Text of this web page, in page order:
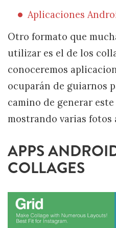
Aplicaciones
Otro formato que
utilizar es el de los
conoceremos
ocuparán de guiarnos
camino de generar
mostrando varias fotos
APPS
COLLAGES